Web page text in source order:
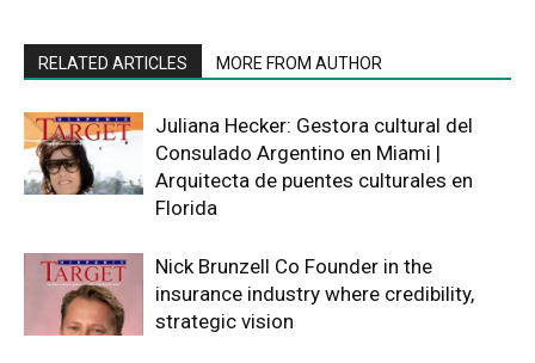
RELATED ARTICLES MORE FROM AUTHOR
Juliana Hecker: Gestora cultural del
Consulado Argentino en Miami |
Arquitecta de puentes culturales en
Florida
Nick Brunzell Co Founder in the
insurance industry where credibility,
strategic vision